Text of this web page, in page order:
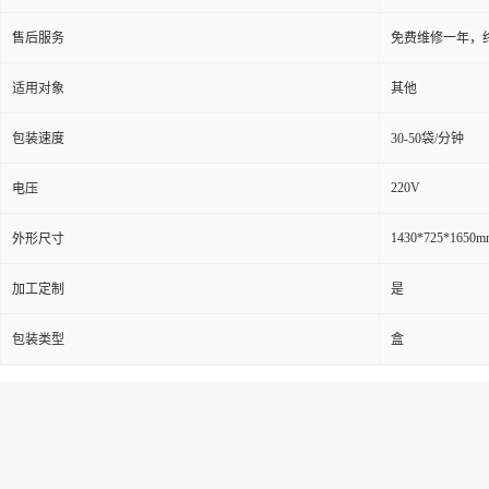
售后服务 免费维修一年，
适用对象 其他
包装速度 30-50袋/分钟
电压 220V
外形尺寸
加工定制 是
包装类型 盒